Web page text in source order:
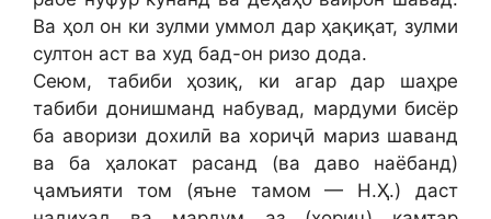
Ва ҳол он ки зулми уммол дар ҳақиқат, зулми
султон аст ва худ бад-он ризо дода.
Сеюм, табиби ҳозиқ, ки агар дар шаҳре
табиби донишманд набувад, мардуми бисёр
ба аворизи дохилӣ ва хориҷӣ мариз шаванд
ва ба ҳалокат расанд (ва даво наёбанд)
ҷамъияти том (яъне тамом — Н.Ҳ.) даст